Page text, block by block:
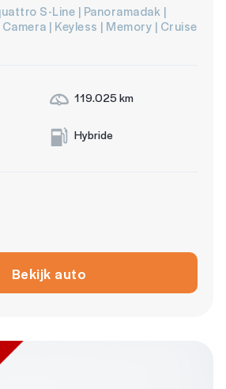
S-Line | Panoramadak |
| Keyless | Memory | Cruise
119.025 km
Hybride
Bekijk auto